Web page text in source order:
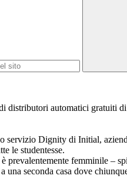
distributori automatici gratuiti
servizio Dignity di Initial,
le studentesse.
prevalentemente femminile –
una seconda casa dove